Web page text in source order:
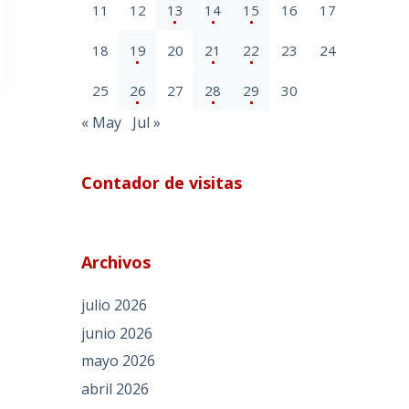
11 12 13 14 15 16 17
18 19 20 21 22 23 24
25 26 27 28 29 30
« May Jul »
Contador de visitas
Archivos
julio 2026
junio 2026
mayo 2026
abril 2026